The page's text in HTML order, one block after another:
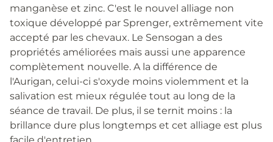
manganèse et zinc. C'est le nouvel alliage non
toxique développé par Sprenger, extrêmement vite
accepté par les chevaux. Le Sensogan a des
propriétés améliorées mais aussi une apparence
complètement nouvelle. A la différence de
l'Aurigan, celui-ci s'oxyde moins violemment et la
salivation est mieux régulée tout au long de la
séance de travail. De plus, il se ternit moins : la
brillance dure plus longtemps et cet alliage est plus